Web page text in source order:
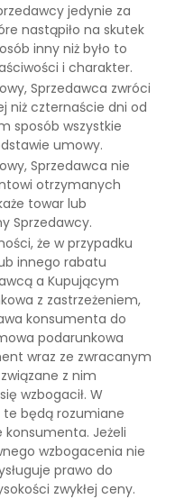
jedynie za
nastąpiło na skutek
inny niż było to
i charakter.
Sprzedawca zwróci
niż czternaście dni od
sposób wszystkie
umowy.
Sprzedawca nie
otrzymanych
towar lub
Sprzedawcy.
że w przypadku
innego rabatu
a Kupującym
z zastrzeżeniem,
konsumenta do
podarunkowa
wraz ze zwracanym
z nim
wzbogacił. W
będą rozumiane
Jeżeli
wzbogacenia nie
prawo do
zwykłej ceny.